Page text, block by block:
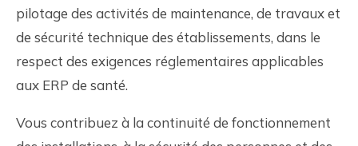
pilotage des activités de maintenance, de travaux et
de sécurité technique des établissements, dans le
respect des exigences réglementaires applicables
aux ERP de santé.
Vous contribuez à la continuité de fonctionnement